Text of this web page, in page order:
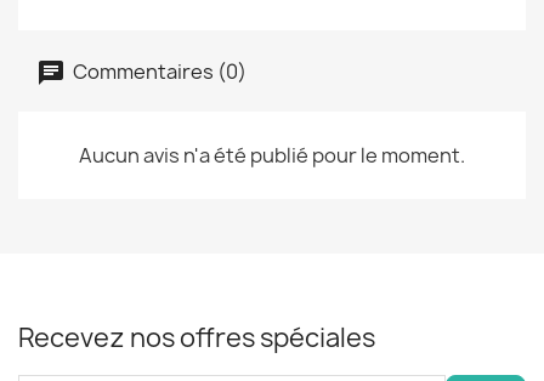
Commentaires (0)
Aucun avis n'a été publié pour le moment.
Recevez nos offres spéciales